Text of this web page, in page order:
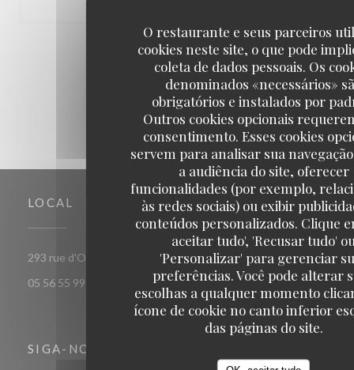
O restaurante e seus parceiros
cookies neste site, o que pode
coleta de dados pessoais. Os
denominados «necessários»
obrigatórios e instalados por
Outros cookies opcionais
consentimento. Esses cookies
servem para analisar sua
a audiência do site, oferecer
funcionalidades (por exemplo,
às redes sociais) ou exibir
conteúdos personalizados. Clique
aceitar tudo', 'Recusar tudo'
'Personalizar' para gerenciar
preferências. Você pode alterar
escolhas a qualquer momento
ícone de cookie no canto inferior
das páginas do site.
1 2 3
LOCAL
293 rue d'Ornano 33000 bordeaux((abre numa nova janela))
05 56 55 99 37
SIGA-NOS